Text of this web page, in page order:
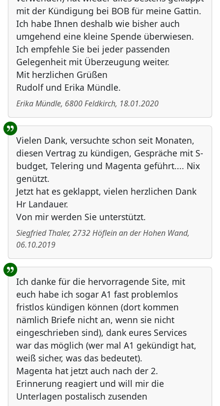
mit der Kündigung bei BOB für meine Gattin.
Ich habe Ihnen deshalb wie bisher auch
umgehend eine kleine Spende überwiesen.
Ich empfehle Sie bei jeder passenden
Gelegenheit mit Überzeugung weiter.
Mit herzlichen Grüßen
Rudolf und Erika Mündle.
Erika Mündle, 6800Feldkirch, 18.01.2020
Vielen Dank, versuchte schon seit Monaten,
diesen Vertrag zu kündigen, Gespräche mit S-
budget, Telering und Magenta geführt.... Nix
genützt.
Jetzt hat es geklappt, vielen herzlichen Dank
Hr Landauer.
Von mir werden Sie unterstützt.
Siegfried Thaler, 2732Höflein an der Hohen Wand,
06.10.2019
Ich danke für die hervorragende Site, mit
euch habe ich sogar A1 fast problemlos
fristlos kündigen können (dort kommen
nämlich Briefe nicht an, wenn sie nicht
eingeschrieben sind), dank eures Services
war das möglich (wer mal A1 gekündigt hat,
weiß sicher, was das bedeutet).
Magenta hat jetzt auch nach der 2.
Erinnerung reagiert und will mir die
Unterlagen postalisch zusenden